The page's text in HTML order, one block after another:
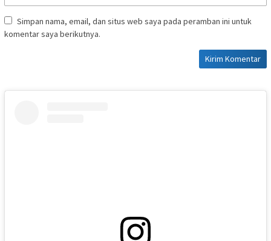
Simpan nama, email, dan situs web saya pada peramban ini untuk
komentar saya berikutnya.